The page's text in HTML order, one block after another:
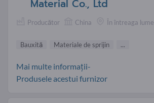
Material Co., Ltd
Producător China În întreaga lume
Bauxită Materiale de sprijin ...
Mai multe informații-
Produsele acestui furnizor